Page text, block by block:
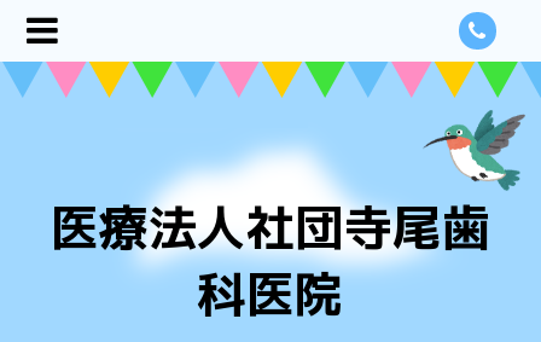
医療法人社団寺尾歯
科医院